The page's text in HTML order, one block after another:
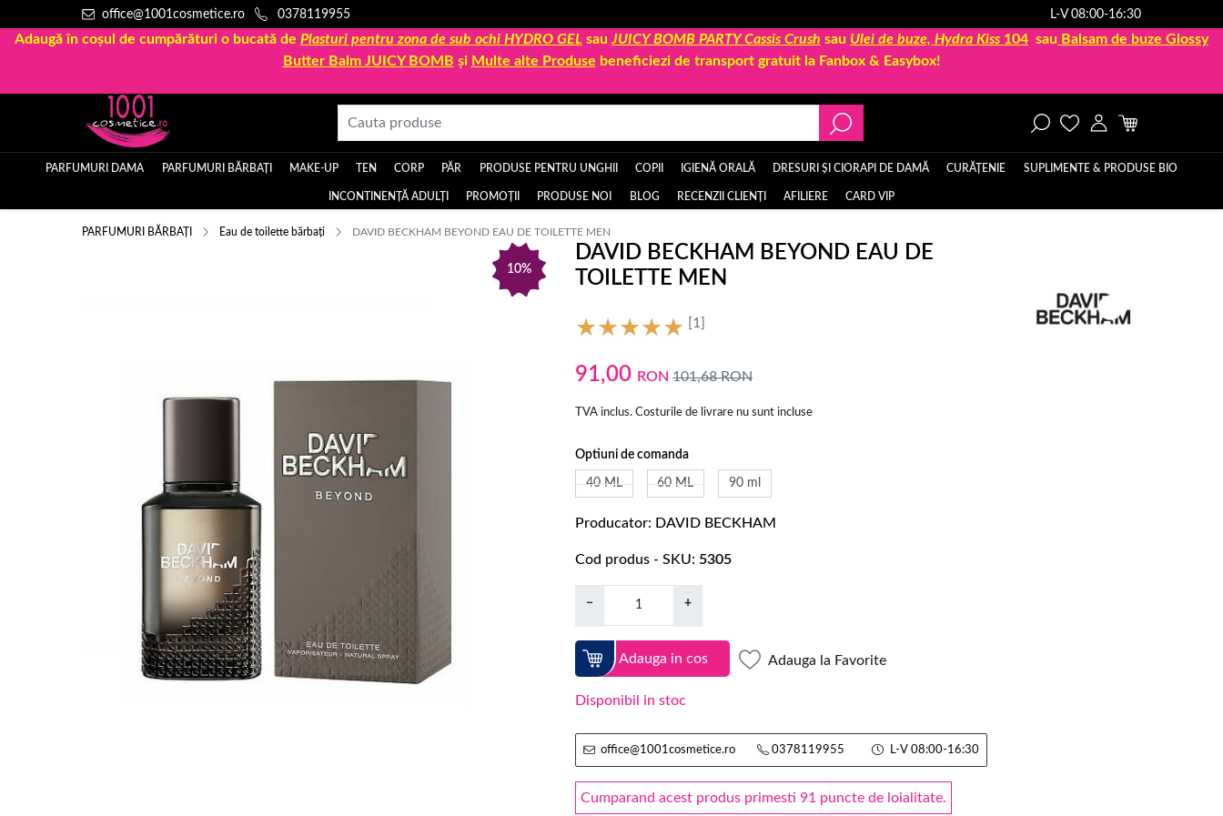
office@1001cosmetice.ro 0378119955 L-V 08:00-16:30
Adaugă în coșul de cumpărături o bucată de Plasturi pentru zona de sub ochi HYDRO GEL sau JUICY BOMB PARTY Cassis Crush sau Ulei de buze, Hydra Kiss 104 sau Balsam de buze Glossy
Butter Balm JUICY BOMB și Multe alte Produse beneficiezi de transport gratuit la Fanbox & Easybox!
PARFUMURI DAMA PARFUMURI BĂRBAȚI MAKE-UP TEN CORP PĂR PRODUSE PENTRU UNGHII COPII IGIENĂ ORALĂ DRESURI ȘI CIORAPI DE DAMĂ CURĂȚENIE SUPLIMENTE & PRODUSE BIO
INCONTINENȚĂ ADULȚI PROMOȚII PRODUSE NOI BLOG RECENZII CLIENȚI AFILIERE CARD VIP
PARFUMURI BĂRBAȚI Eau de toilette bărbați DAVID BECKHAM BEYOND EAU DE TOILETTE MEN
10%
DAVID BECKHAM BEYOND EAU DE
TOILETTE MEN
[1]
91,00 RON 101,68RON
TVA inclus. Costurile de livrare nu sunt incluse
Optiuni de comanda
40 ML 60 ML 90 ml
Producator DAVID BECKHAM
Cod produs - SKU 5305
− +
Adauga in cos Adauga la Favorite
Disponibil in stoc
office@1001cosmetice.ro 0378119955 L-V 08:00-16:30
Cumparand acest produs primesti 91 puncte de loialitate.